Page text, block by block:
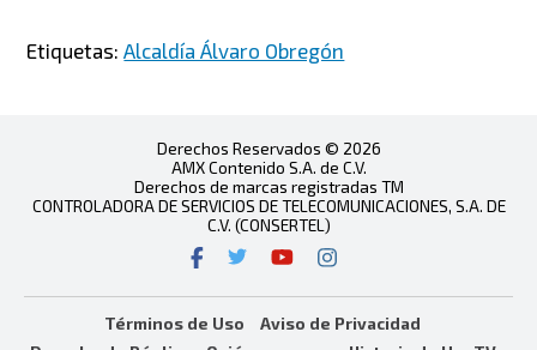
Etiquetas:Alcaldía Álvaro Obregón
Derechos Reservados © 2026
AMX Contenido S.A. de C.V.
Derechos de marcas registradas TM
CONTROLADORA DE SERVICIOS DE TELECOMUNICACIONES, S.A. DE
C.V. (CONSERTEL)
Términos de Uso
Aviso de Privacidad